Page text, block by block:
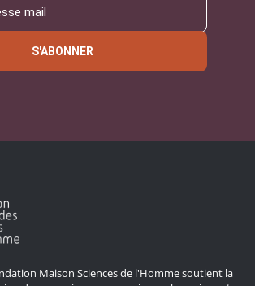
S'ABONNER
Maison Sciences de l'Homme soutient la